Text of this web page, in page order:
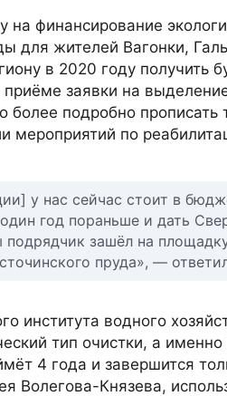
финансирование
для жителей Вагонки,
в 2020 году получить
приёме заявки на
подробно прописать
мероприятий по
у нас сейчас стоит в
год пораньше и дать
зашёл на
пруда», —
института водного
тип очистки, а
4 года и завершится
Волегова-Князева,